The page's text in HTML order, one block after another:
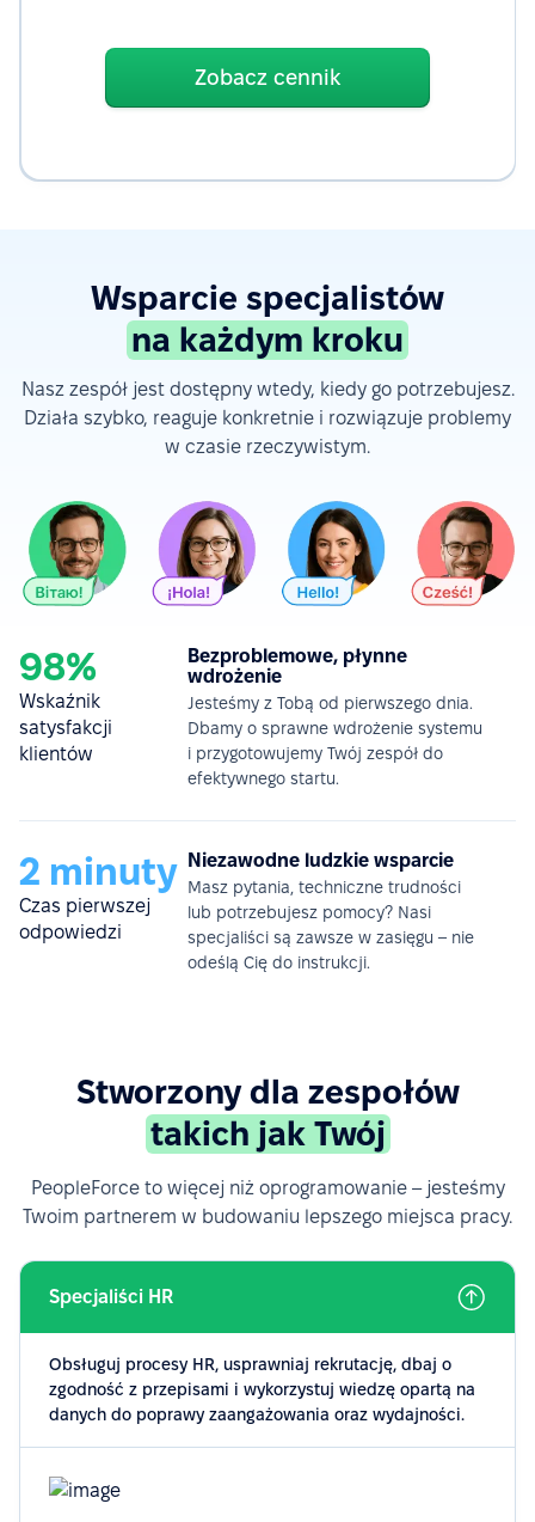
Zobacz cennik
Wsparcie specjalistów
na każdym kroku
Nasz zespół jest dostępny wtedy, kiedy go potrzebujesz.
Działa szybko, reaguje konkretnie i rozwiązuje problemy
w czasie rzeczywistym.
98%
Wskaźnik
satysfakcji
klientów
Bezproblemowe, płynne
wdrożenie
Jesteśmy z Tobą od pierwszego dnia.
Dbamy o sprawne wdrożenie systemu
i przygotowujemy Twój zespół do
efektywnego startu.
2 minuty
Czas pierwszej
odpowiedzi
Niezawodne ludzkie wsparcie
Masz pytania, techniczne trudności
lub potrzebujesz pomocy? Nasi
specjaliści są zawsze w zasięgu – nie
odeślą Cię do instrukcji.
Stworzony dla zespołów
takich jak Twój
PeopleForce to więcej niż oprogramowanie – jesteśmy
Twoim partnerem w budowaniu lepszego miejsca pracy.
Specjaliści HR
Obsługuj procesy HR, usprawniaj rekrutację, dbaj o
zgodność z przepisami i wykorzystuj wiedzę opartą na
danych do poprawy zaangażowania oraz wydajności.